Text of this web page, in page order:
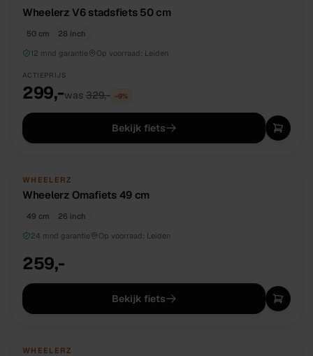
Wheelerz V6 stadsfiets 50 cm
50 cm
28 inch
12 mnd garantie
Op voorraad: Leiden
ACTIEPRIJS
299,-was 329,- −9%
Bekijk fiets
NIEUW
WHEELERZ
Wheelerz Omafiets 49 cm
49 cm
26 inch
24 mnd garantie
Op voorraad: Leiden
259,-
Bekijk fiets
NIEUW
WHEELERZ